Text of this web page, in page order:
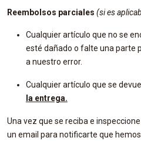
Reembolsos parciales (si es
Cualquier artículo que no se
esté dañado o falte una parte
a nuestro error.
Cualquier artículo que se
la entrega.
Una vez que se reciba e
un email para notificarte que